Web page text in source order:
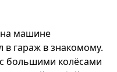
на машине
в гараж в знакомому.
большими колёсами